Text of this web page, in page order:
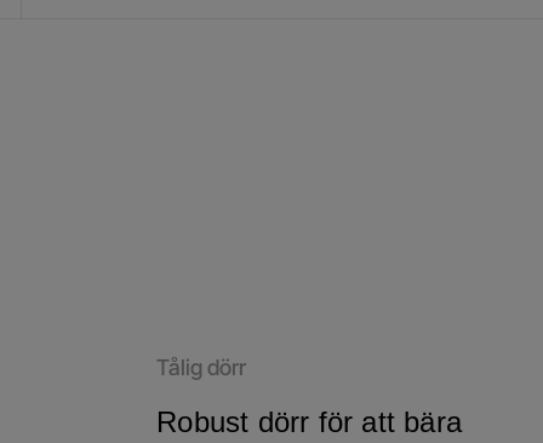
Tålig dörr
Robust dörr för att bära